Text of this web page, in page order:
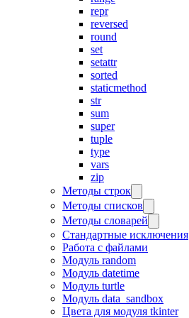
repr
reversed
round
set
setattr
sorted
staticmethod
str
sum
super
tuple
type
vars
zip
Методы строк
Методы списков
Методы словарей
Стандартные исключения
Работа с файлами
Модуль random
Модуль datetime
Модуль turtle
Модуль data_sandbox
Цвета для модуля tkinter